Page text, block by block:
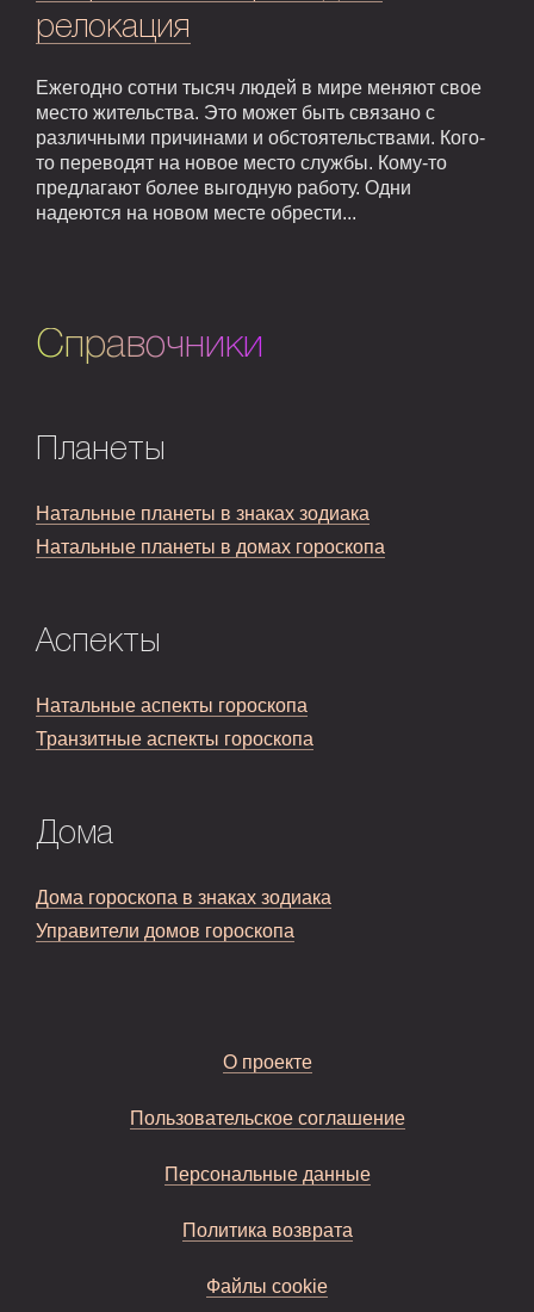
релокация
Ежегодно сотни тысяч людей в мире меняют свое
место жительства. Это может быть связано с
различными причинами и обстоятельствами. Кого-
то переводят на новое место службы. Кому-то
предлагают более выгодную работу. Одни
надеются на новом месте обрести...
Справочники
Планеты
Натальные планеты в знаках зодиака
Натальные планеты в домах гороскопа
Аспекты
Натальные аспекты гороскопа
Транзитные аспекты гороскопа
Дома
Дома гороскопа в знаках зодиака
Управители домов гороскопа
О проекте
Пользовательское соглашение
Персональные данные
Политика возврата
Файлы cookie